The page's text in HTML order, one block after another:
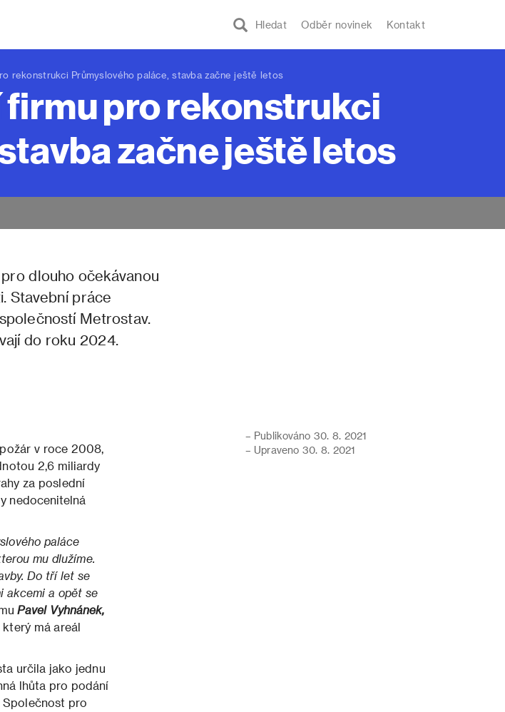
Hledat Odběr novinek Kontakt
rekonstrukci Průmyslového paláce, stavba začne ještě letos
pro rekonstrukci
začne ještě letos
dlouho očekávanou
Stavební práce
Metrostav.
do roku 2024.
v roce 2008,
2,6 miliardy
za poslední
nedocenitelná
paláce
mu dlužíme.
Do tří let se
akcemi a opět se
Pavel Vyhnánek,
má areál
určila jako jednu
lhůta pro podání
Společnost pro
– Publikováno 30. 8. 2021
– Upraveno 30. 8. 2021